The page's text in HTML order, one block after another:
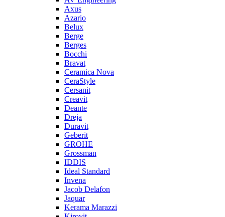
Axus
Azario
Belux
Berge
Berges
Bocchi
Bravat
Ceramica Nova
CeraStyle
Cersanit
Creavit
Deante
Dreja
Duravit
Geberit
GROHE
Grossman
IDDIS
Ideal Standard
Invena
Jacob Delafon
Jaquar
Kerama Marazzi